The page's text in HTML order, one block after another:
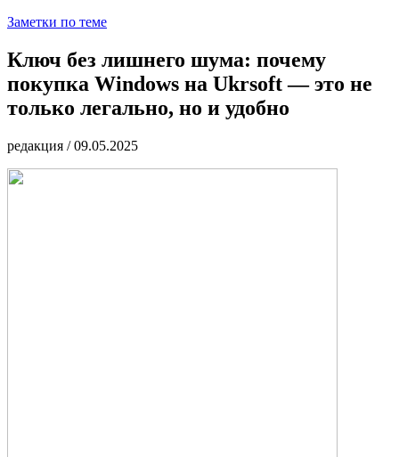
Заметки по теме
Ключ без лишнего шума: почему
покупка Windows на Ukrsoft — это не
только легально, но и удобно
редакция / 09.05.2025